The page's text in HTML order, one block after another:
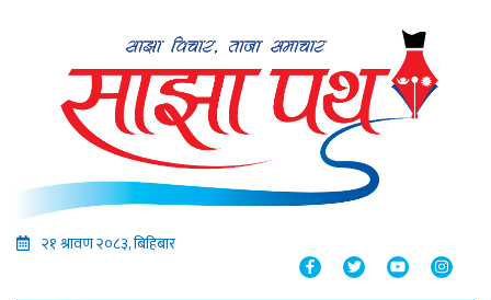
२१ श्रावण २०८३, बिहिबार